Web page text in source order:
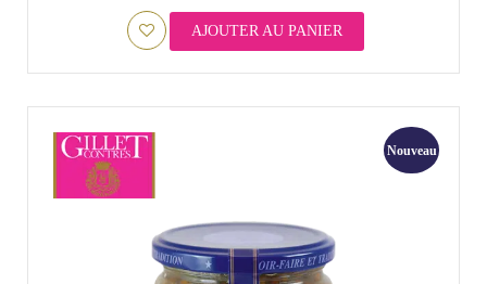
AJOUTER AU PANIER
Nouveau